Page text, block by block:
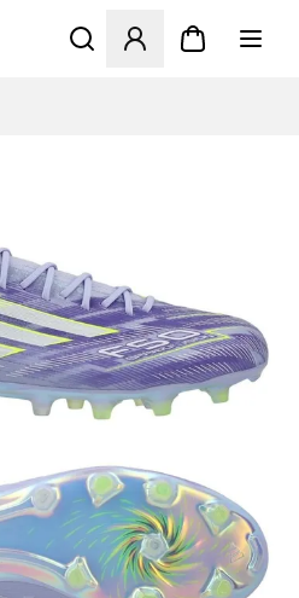
Öffnet ein Fenster zum